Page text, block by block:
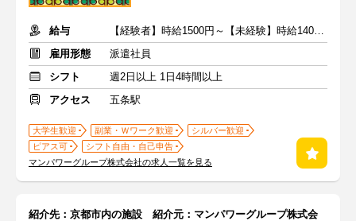
給与
【経験者】時給1500円～【未経験】時給1400円～ ※交通費全額
雇用形態
派遣社員
シフト
週2日以上 1日4時間以上
アクセス
五条駅
大学生歓迎 副業・Ｗワーク歓迎
シルバー歓迎
ピアス可
シフト自由・自己申告
マンパワーグループ株式会社の求人一覧を見る
紹介先：京都市内の施設 紹介元：マンパワーグループ株式会